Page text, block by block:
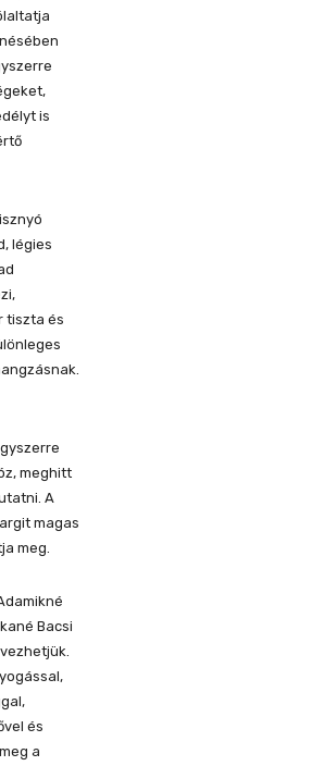
is
légies
tiszta és
meghitt
A
magas
meg.
Bacsi
és
a